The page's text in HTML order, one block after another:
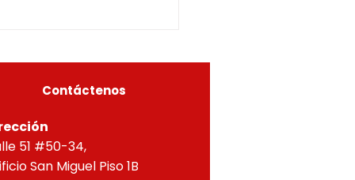
concordantes, hace
que según ra
Contáctenos
51 #50-34,
San Miguel Piso 1B